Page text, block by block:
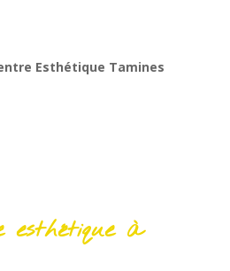
Esthétique Tamines
esthétique à